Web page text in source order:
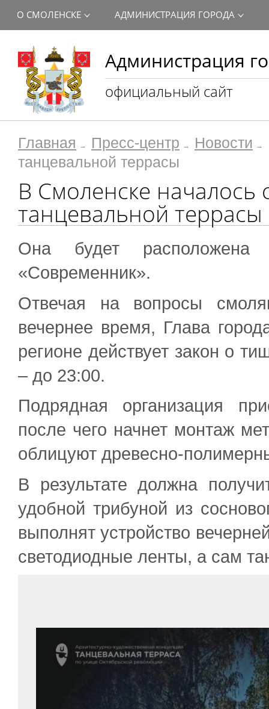
Администрация
официальный сайт
О СМОЛЕНСКЕ АДМИНИСТРАЦИЯ ГОРОДА
Главная Пресс-центр Новости
танцевальной террасы
В Смоленске началось
танцевальной террасы
Она будет расположена
«Современник».
Отвечая на вопросы
вечернее время, Глава
регионе действует закон о
– до 23:00.
Подрядная организация
после чего начнет монтаж
облицуют древесно-
В результате должна
удобной трибуной из
выполнят устройство
светодиодные ленты, а сам